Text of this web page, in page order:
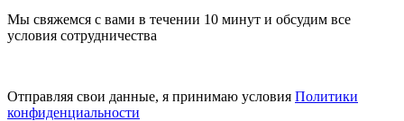
Мы свяжемся с вами в течении 10 минут и обсудим все
условия сотрудничества
Отправляя свои данные, я принимаю условия Политики
конфиденциальности